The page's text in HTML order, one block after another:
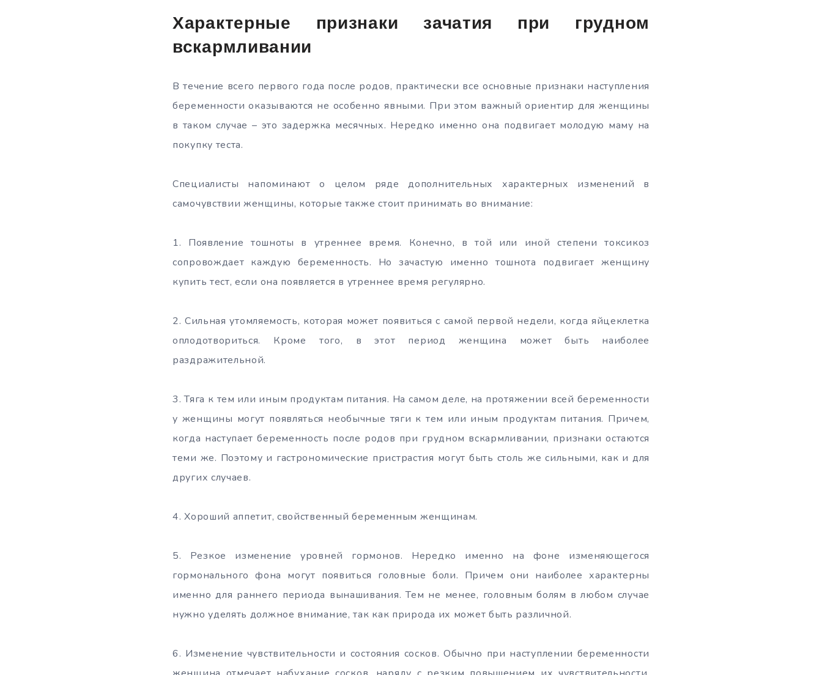
Характерные признаки зачатия при грудном
вскармливании
В течение всего первого года после родов, практически все основные признаки наступления
беременности оказываются не особенно явными. При этом важный ориентир для женщины
в таком случае – это задержка месячных. Нередко именно она подвигает молодую маму на
покупку теста.
Специалисты напоминают о целом ряде дополнительных характерных изменений в
самочувствии женщины, которые также стоит принимать во внимание:
1. Появление тошноты в утреннее время. Конечно, в той или иной степени токсикоз
сопровождает каждую беременность. Но зачастую именно тошнота подвигает женщину
купить тест, если она появляется в утреннее время регулярно.
2. Сильная утомляемость, которая может появиться с самой первой недели, когда яйцеклетка
оплодотвориться. Кроме того, в этот период женщина может быть наиболее
раздражительной.
3. Тяга к тем или иным продуктам питания. На самом деле, на протяжении всей беременности
у женщины могут появляться необычные тяги к тем или иным продуктам питания. Причем,
когда наступает беременность после родов при грудном вскармливании, признаки остаются
теми же. Поэтому и гастрономические пристрастия могут быть столь же сильными, как и для
других случаев.
4. Хороший аппетит, свойственный беременным женщинам.
5. Резкое изменение уровней гормонов. Нередко именно на фоне изменяющегося
гормонального фона могут появиться головные боли. Причем они наиболее характерны
именно для раннего периода вынашивания. Тем не менее, головным болям в любом случае
нужно уделять должное внимание, так как природа их может быть различной.
6. Изменение чувствительности и состояния сосков. Обычно при наступлении беременности